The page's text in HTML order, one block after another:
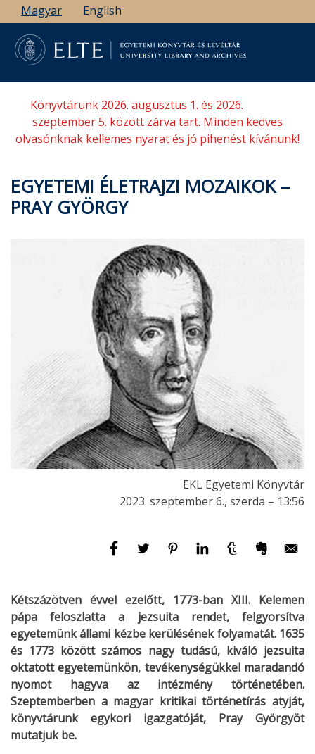
Ugrás
a
tartalomra
Magyar English
Könyvtárunk 2026. augusztus 1. és 2026.
szeptember 5. között zárva tart. Minden kedves
olvasónknak kellemes nyarat és jó pihenést kívánunk!
EGYETEMI ÉLETRAJZI MOZAIKOK –
PRAY GYÖRGY
EKL Egyetemi Könyvtár
2023. szeptember 6., szerda – 13:56
Kétszázötven évvel ezelőtt, 1773-ban XIII. Kelemen
pápa feloszlatta a jezsuita rendet, felgyorsítva
egyetemünk állami kézbe kerülésének folyamatát. 1635
és 1773 között számos nagy tudású, kiváló jezsuita
oktatott egyetemünkön, tevékenységükkel maradandó
nyomot hagyva az intézmény történetében.
Szeptemberben a magyar kritikai történetírás atyját,
könyvtárunk egykori igazgatóját, Pray Györgyöt
mutatjuk be.